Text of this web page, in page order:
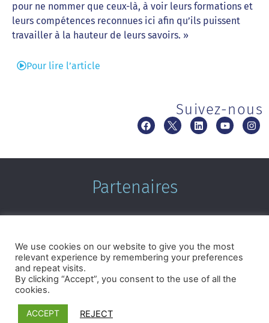
pour ne nommer que ceux-là, à voir leurs formations et
leurs compétences reconnues ici afin qu’ils puissent
travailler à la hauteur de leurs savoirs. »
Pour lire l’article
Suivez-nous
Partenaires
©2026 Microcrédit Montréal. Tous droits réservés.|
par Pixforia
We use cookies on our website to give you the most
relevant experience by remembering your preferences
and repeat visits.
By clicking “Accept”, you consent to the use of all the
cookies.
ACCEPT REJECT